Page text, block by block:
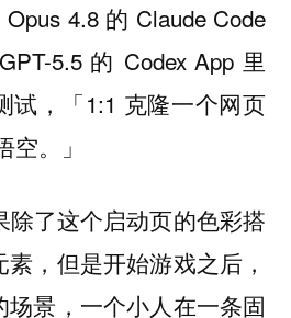
4.8 的 Claude Code
5.5 的 Codex App 里
试，「1:1 克隆一个网页
。」
除了这个启动页的色彩搭
，但是开始游戏之后，
景，一个小人在一条固